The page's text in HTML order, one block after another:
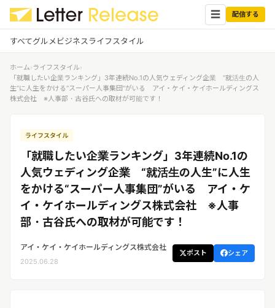
☰ 配信する
すべてグルメビジネスライフスタイル
グルメ
ビジネス
ライフスタイル
ログイン ✕
企業ユーザーでログイン
する
受信レターリリース受信ユーザー
メディアユーザーでログインする
レターリリースを受信（メディア登
録）
ホーム›ライフスタイル›
「就職したい企業ランキング」3年連続No.1の人気ウェディング企業 “就活生の人
生”に人生をかける“スーパー人事集団”がいる アイ・ケイ・ケイホールディングス
株式会社 ※人事部・古谷氏への取材が可能です！
ライフスタイル
「就職したい企業ランキング」3年連続No.1の
人気ウェディング企業 “就活生の人生”に人生
をかける“スーパー人事集団”がいる アイ・ケ
イ・ケイホールディングス株式会社 ※人事
部・古谷氏への取材が可能です！
アイ・ケイ・ケイホールディングス株式会社
2025.06.28
ポスト シェア